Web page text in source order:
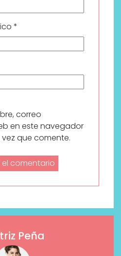
*
correo
en este navegador
que comente.
Peña